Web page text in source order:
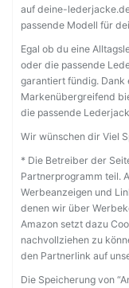
auf deine-
passende Modell für
Egal ob du eine
oder die passende
garantiert fündig. Dank
Markenübergreifend
die passende
Wir wünschen dir Viel
* Die Betreiber der
Partnerprogramm teil.
Werbeanzeigen und
denen wir über
Amazon setzt dazu
nachvollziehen zu
den Partnerlink auf
Die Speicherung von